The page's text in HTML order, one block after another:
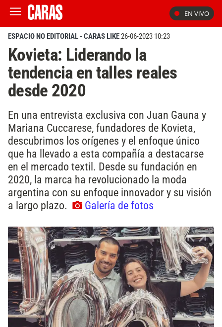
EN VIVO
ESPACIO NO EDITORIAL - CARAS LIKE26-06-2023 10:23
Kovieta: Liderando la
tendencia en talles reales
desde 2020
En una entrevista exclusiva con Juan Gauna y
Mariana Cuccarese, fundadores de Kovieta,
descubrimos los orígenes y el enfoque único
que ha llevado a esta compañía a destacarse
en el mercado textil. Desde su fundación en
2020, la marca ha revolucionado la moda
argentina con su enfoque innovador y su visión
a largo plazo.
Galería de fotos